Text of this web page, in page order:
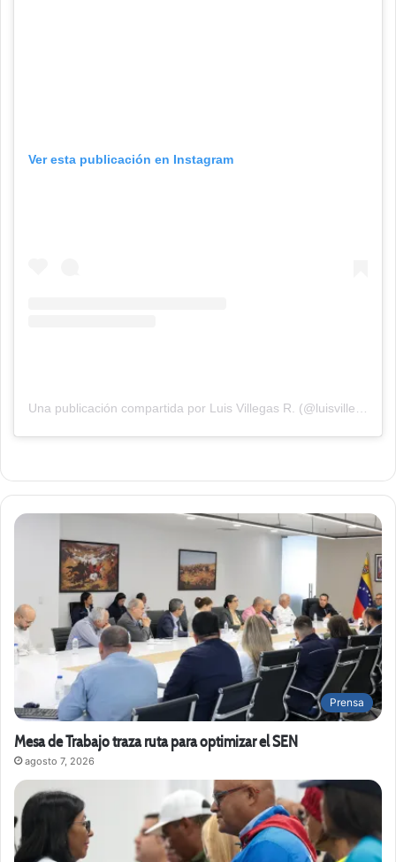
Ver esta publicación en Instagram
Una publicación compartida por Luis Villegas R. (@luisvillegasr_)
Prensa
Mesa de Trabajo traza ruta para optimizar el SEN
agosto 7, 2026